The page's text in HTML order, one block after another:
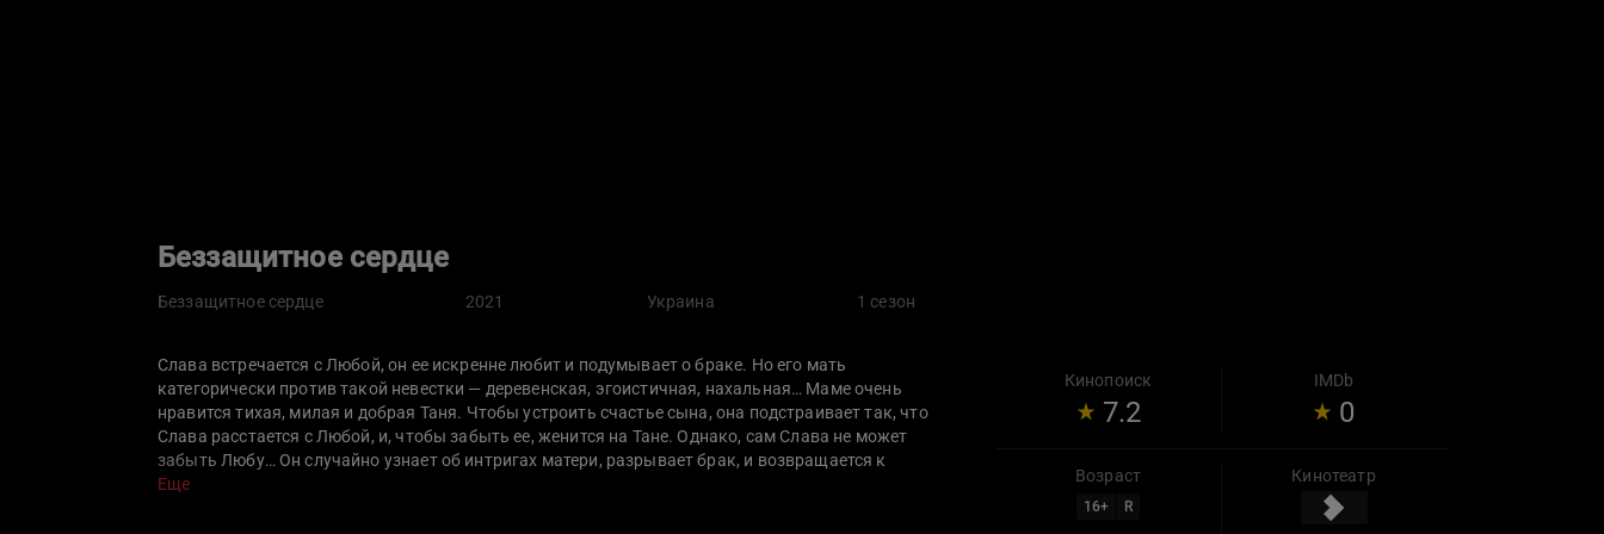
Беззащитное сердце
Беззащитное сердце 2021 Украина 1 сезон
Слава встречается с Любой, он ее искренне любит и подумывает о браке. Но его мать
категорически против такой невестки — деревенская, эгоистичная, нахальная… Маме очень
нравится тихая, милая и добрая Таня. Чтобы устроить счастье сына, она подстраивает так, что
Слава расстается с Любой, и, чтобы забыть ее, женится на Тане. Однако, сам Слава не может
забыть Любу… Он случайно узнает об интригах матери, разрывает брак, и возвращается к
Любе… А Таня остается одна воспитывать ребенка, о котором из гордости не призналась
Еще
Кинопоиск
7.2
IMDb
0
Возраст
16+ R
Кинотеатр